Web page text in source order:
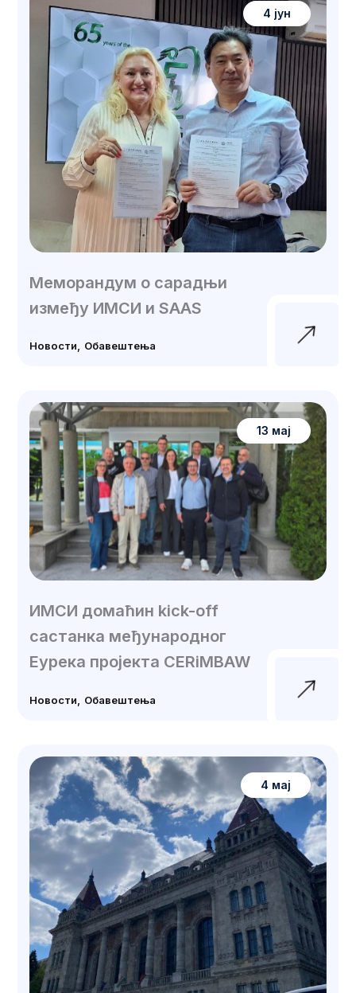
4 јун
Новости Обавештења
Меморандум о сарадњи
између ИМСИ и SAAS
13 мај
Новости Обавештења
ИМСИ домаћин kick-off
састанка међународног
Еурека пројекта CERiMBAW
4 мај